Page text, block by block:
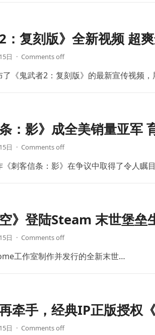
2：复刻版》全新视频 超
日 · Comments off
了《鬼武者2：复刻版》的最新宣传视频
条：影》成全美销量亚军
日 · Comments off
《刺客信条：影》在争议中取得了令人瞩
空》登陆Steam 末世堡垒
日 · Comments off
工作室制作并发行的全新末世…
牵手，经典IP正版授权
日 · Comments off